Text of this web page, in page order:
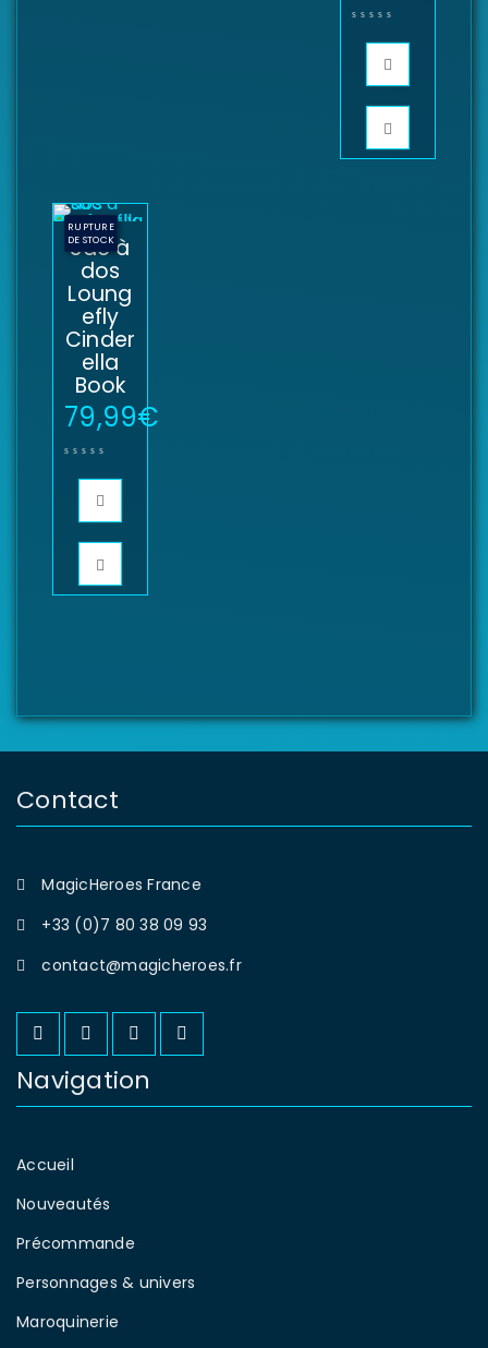
RUPTURE
DE STOCK
Sac à
dos
Loung
efly
Cinder
ella
Book
79,99€
Contact
MagicHeroes France
+33 (0)7 80 38 09 93
contact@magicheroes.fr
Navigation
Accueil
Nouveautés
Précommande
Personnages & univers
Maroquinerie